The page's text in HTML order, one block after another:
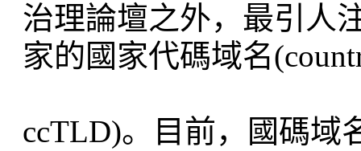
治理論壇之外，最引人
家的國家代碼域名
ccTLD)。目前，國碼域